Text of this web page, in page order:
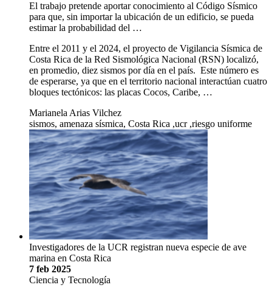
El trabajo pretende aportar conocimiento al Código Sísmico
para que, sin importar la ubicación de un edificio, se pueda
estimar la probabilidad del …
Entre el 2011 y el 2024, el proyecto de Vigilancia Sísmica de
Costa Rica de la Red Sismológica Nacional (RSN) localizó,
en promedio, diez sismos por día en el país. Este número es
de esperarse, ya que en el territorio nacional interactúan cuatro
bloques tectónicos: las placas Cocos, Caribe, …
Marianela Arias Vilchez
sismos, amenaza sísmica, Costa Rica ,ucr ,riesgo uniforme
Investigadores de la UCR registran nueva especie de ave
marina en Costa Rica
7 feb 2025
Ciencia y Tecnología